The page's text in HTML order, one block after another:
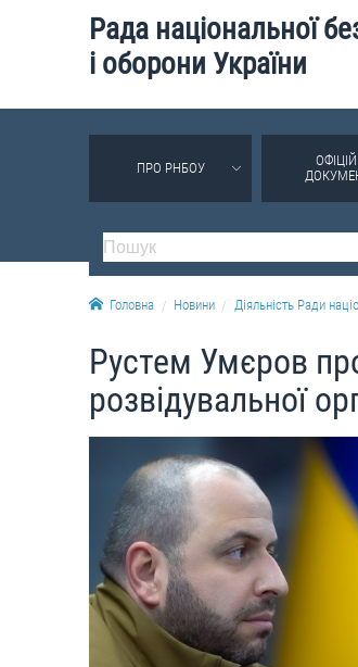
Рада національної
і оборони України
ПРО РНБОУ
Головна Новини Діяльність Ради
Рустем Умєров
розвідувальної